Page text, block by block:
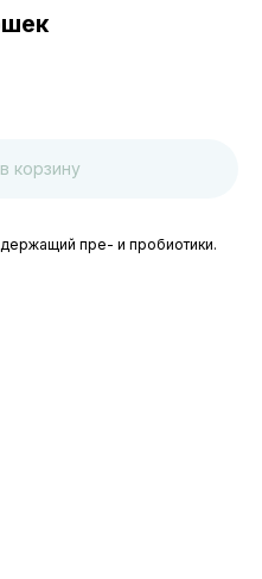
корзину
пре- и пробиотики.